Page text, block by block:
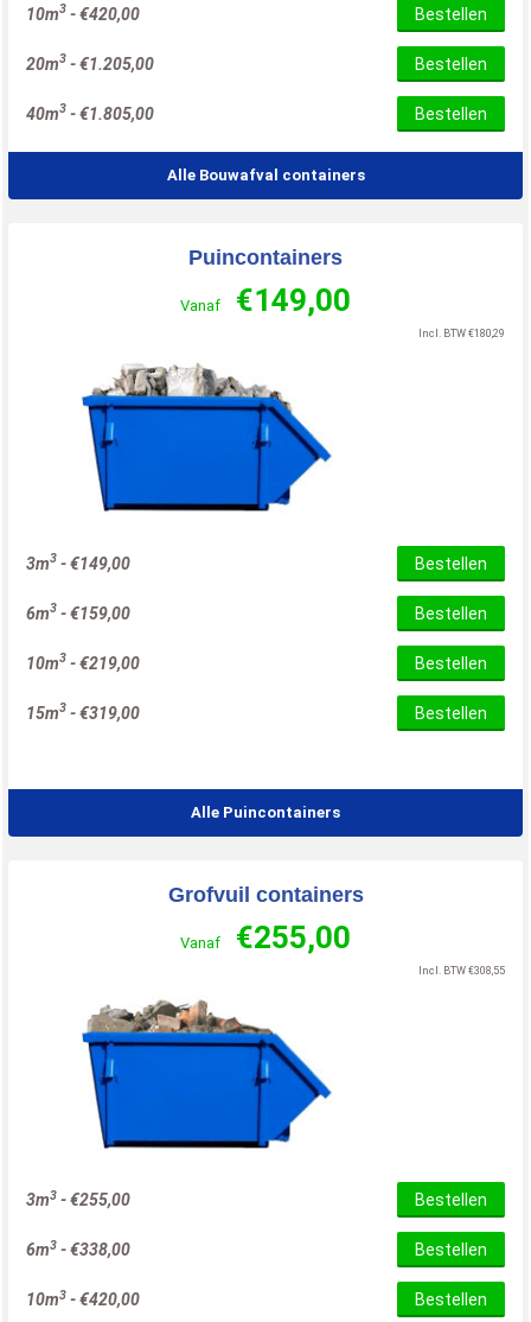
10m3 -€420,00 Bestellen
20m3 -€1.205,00 Bestellen
40m3 -€1.805,00 Bestellen
Alle Bouwafval containers
Puincontainers
Vanaf €149,00
Incl. BTW €180,29
3m3 -€149,00 Bestellen
6m3 -€159,00 Bestellen
10m3 -€219,00 Bestellen
15m3 -€319,00 Bestellen
Alle Puincontainers
Grofvuil containers
Vanaf €255,00
Incl. BTW €308,55
3m3 -€255,00 Bestellen
6m3 -€338,00 Bestellen
10m3 -€420,00 Bestellen